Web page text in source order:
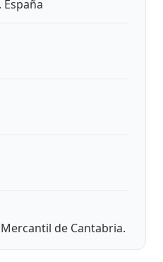
España
de Cantabria.